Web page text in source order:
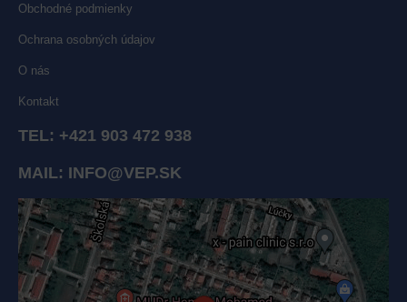
Obchodné podmienky
Ochrana osobných údajov
O nás
Kontakt
TEL: +421 903 472 938
MAIL: INFO@VEP.SK
Externý obsah je blokovaný Voľbami súkromia